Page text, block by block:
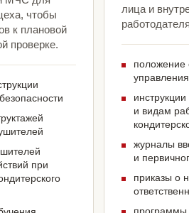
чтобы
к плановой
проверке.
при
лица и
положение
и видам
журналы
и
приказы о